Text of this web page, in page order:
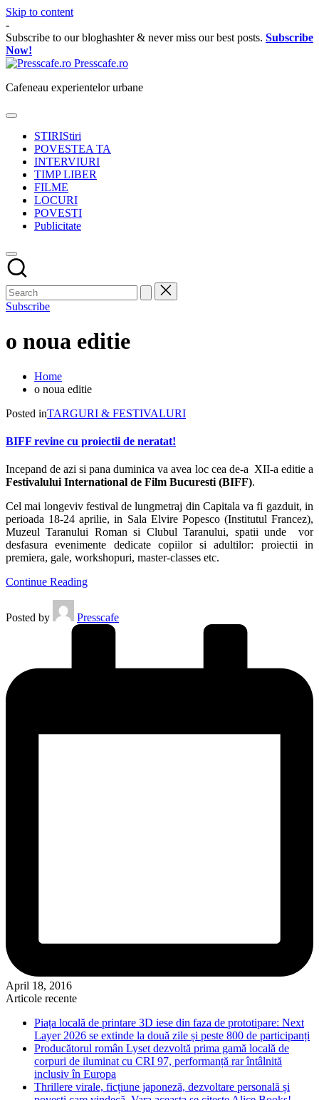
Skip to content
-
Subscribe to our bloghashter & never miss our best posts. Subscribe
Now!
Presscafe.ro
Cafeneau experientelor urbane
STIRIStiri
POVESTEA TA
INTERVIURI
TIMP LIBER
FILME
LOCURI
POVESTI
Publicitate
Subscribe
o noua editie
Home
o noua editie
Posted inTARGURI & FESTIVALURI
BIFF revine cu proiectii de neratat!
Incepand de azi si pana duminica va avea loc cea de-a XII-a editie a
Festivalului International de Film Bucuresti (BIFF).
Cel mai longeviv festival de lungmetraj din Capitala va fi gazduit, in
perioada 18-24 aprilie, in Sala Elvire Popesco (Institutul Francez),
Muzeul Taranului Roman si Clubul Taranului, spatii unde vor
desfasura evenimente dedicate copiilor si adultilor: proiectii in
premiera, gale, workshopuri, master-classes etc.
Continue Reading
Posted by Presscafe
April 18, 2016
Articole recente
Piața locală de printare 3D iese din faza de prototipare: Next
Layer 2026 se extinde la două zile și peste 800 de participanți
Producătorul român Lyset dezvoltă prima gamă locală de
corpuri de iluminat cu CRI 97, performanță rar întâlnită
inclusiv în Europa
Thrillere virale, ficțiune japoneză, dezvoltare personală și